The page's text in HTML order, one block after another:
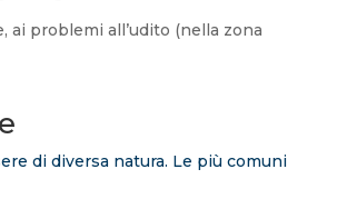
problemi all’udito (nella zona
di diversa natura. Le più comuni